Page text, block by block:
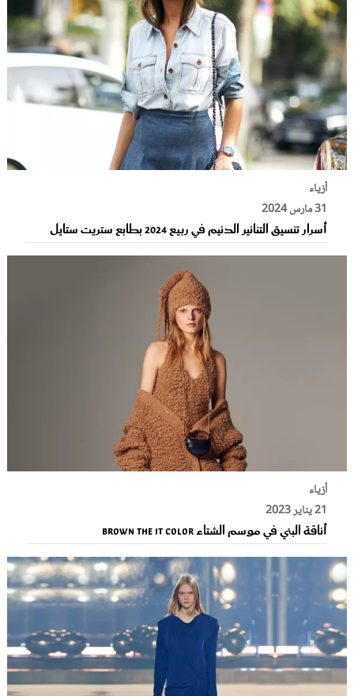
أزياء
31 مارس 2024
أسرار تنسيق التنانير الدنيم في ربيع 2024 بطابع ستريت ستايل
أزياء
21 يناير 2023
أناقة البني في موسم الشتاء Brown THE it Color